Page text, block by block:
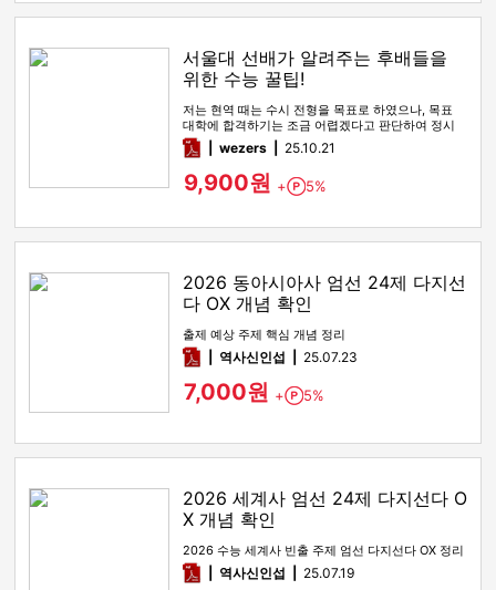
서울대 선배가 알려주는 후배들을
위한 수능 꿀팁!
저는 현역 때는 수시 전형을 목표로 하였으나, 목표
대학에 합격하기는 조금 어렵겠다고 판단하여 정시
전형을 노리며 재수를 시…
pdfwezers 25.10.21
9,900원 + Point
5%
2026 동아시아사 엄선 24제 다지선
다 OX 개념 확인
출제 예상 주제 핵심 개념 정리
pdf역사신인섭 25.07.23
7,000원 + Point
5%
2026 세계사 엄선 24제 다지선다 O
X 개념 확인
2026 수능 세계사 빈출 주제 엄선 다지선다 OX 정리
pdf역사신인섭 25.07.19